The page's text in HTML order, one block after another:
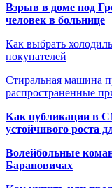
Взрыв в доме под
человек в больнице
Как выбрать
покупателей
Стиральная машина
распространенные
Как публикации в
устойчивого роста
Волейбольные
Барановичах